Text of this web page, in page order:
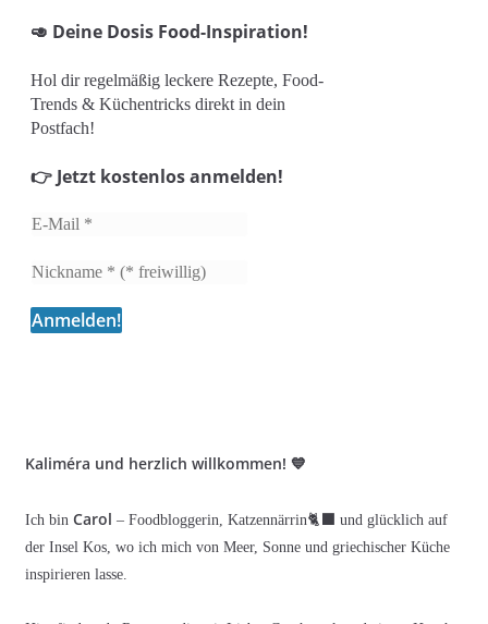
🥑 Deine Dosis Food-Inspiration!
Hol dir regelmäßig leckere Rezepte, Food-
Trends & Küchentricks direkt in dein
Postfach!
👉 Jetzt kostenlos anmelden!
Kaliméra und herzlich willkommen! 💙
Ich bin Carol – Foodbloggerin, Katzennärrin🐈‍⬛ und glücklich auf
der Insel Kos, wo ich mich von Meer, Sonne und griechischer Küche
inspirieren lasse.